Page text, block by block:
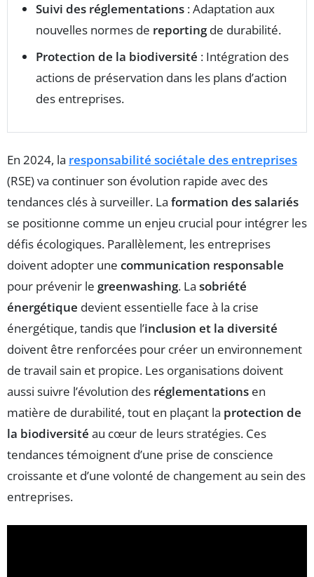
Suivi des réglementations : Adaptation aux
nouvelles normes de reportingde durabilité.
Protection de la biodiversité : Intégration des
actions de préservation dans les plans d’action
des entreprises.
En 2024, la responsabilité sociétale des entreprises
(RSE) va continuer son évolution rapide avec des
tendances clés à surveiller. La formation des salariés
se positionne comme un enjeu crucial pour intégrer les
défis écologiques. Parallèlement, les entreprises
doivent adopter une communication responsable
pour prévenir le greenwashing. La sobriété
énergétique devient essentielle face à la crise
énergétique, tandis que l’inclusion et la diversité
doivent être renforcées pour créer un environnement
de travail sain et propice. Les organisations doivent
aussi suivre l’évolution des réglementations en
matière de durabilité, tout en plaçant la protection de
la biodiversité au cœur de leurs stratégies. Ces
tendances témoignent d’une prise de conscience
croissante et d’une volonté de changement au sein des
entreprises.